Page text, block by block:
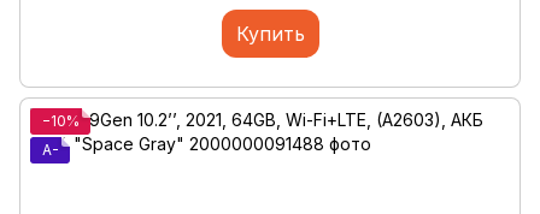
Купить
−10%
A-